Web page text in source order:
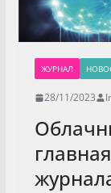
ЖУРНАЛ
28/11/2023